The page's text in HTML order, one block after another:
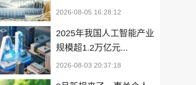
2026-08-05 16:28:12
2025年我国人工智能产业
规模超1.2万亿元...
2026-08-03 20:37:18